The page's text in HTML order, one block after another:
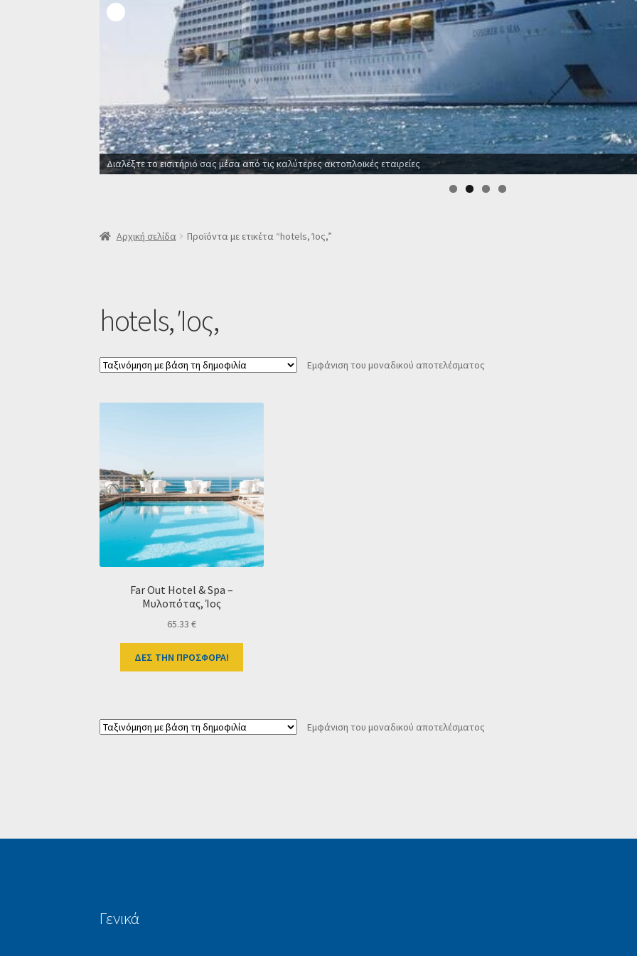
Διαλέξτε το εισιτήριό σας μέσα από τις καλύτερες ακτοπλοϊκές εταιρείες
Αρχική σελίδα Προϊόντα με ετικέτα “hotels, Ίος,”
hotels, Ίος,
Εμφάνιση του μοναδικού αποτελέσματος
Far Out Hotel & Spa –
Μυλοπότας, Ίος
65.33€
ΔΕΣ ΤΗΝ ΠΡΟΣΦΟΡΑ!
Εμφάνιση του μοναδικού αποτελέσματος
Γενικά